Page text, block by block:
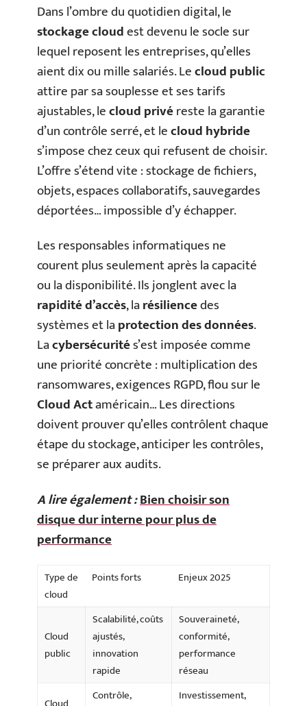
Dans l’ombre du quotidien digital, le
stockage cloudest devenu le socle sur
lequel reposent les entreprises, qu’elles
aient dix ou mille salariés. Lecloud public
attire par sa souplesse et ses tarifs
ajustables, lecloud privéreste la garantie
d’un contrôle serré, et lecloud hybride
s’impose chez ceux qui refusent de choisir.
L’offre s’étend vite : stockage de fichiers,
objets, espaces collaboratifs, sauvegardes
déportées… impossible d’y échapper.
Les responsables informatiques ne
courent plus seulement après la capacité
ou la disponibilité. Ils jonglent avec la
rapidité d’accès, larésiliencedes
systèmes et laprotection des données.
Lacybersécurités’est imposée comme
une priorité concrète : multiplication des
ransomwares, exigences RGPD, flou sur le
Cloud Actaméricain… Les directions
doivent prouver qu’elles contrôlent chaque
étape du stockage, anticiper les contrôles,
se préparer aux audits.
A lire également :Bien choisir son
disque dur interne pour plus de
performance
Type de
cloud
Points forts Enjeux 2025
Cloud
public
Scalabilité, coûts
ajustés,
innovation
rapide
Souveraineté,
conformité,
performance
réseau
Contrôle,
Investissement,